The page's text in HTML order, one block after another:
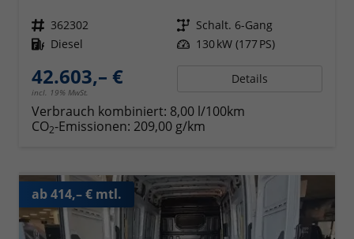
Fahrzeugnr. 362302 Getriebe Schalt. 6-Gang
Kraftstoff Diesel Leistung 130 kW (177 PS)
42.603,– €
incl. 19% MwSt.
Details
Verbrauch kombiniert: 8,00 l/100km
CO2-Emissionen: 209,00 g/km
ab 414,– € mtl.